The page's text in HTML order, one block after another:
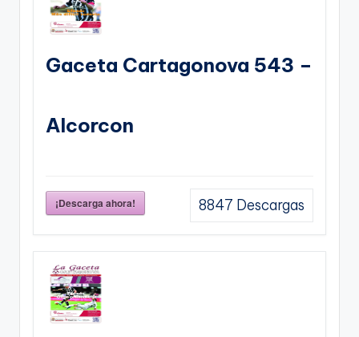
Gaceta Cartagonova 543 –
Alcorcon
¡Descarga ahora! 8847 Descargas